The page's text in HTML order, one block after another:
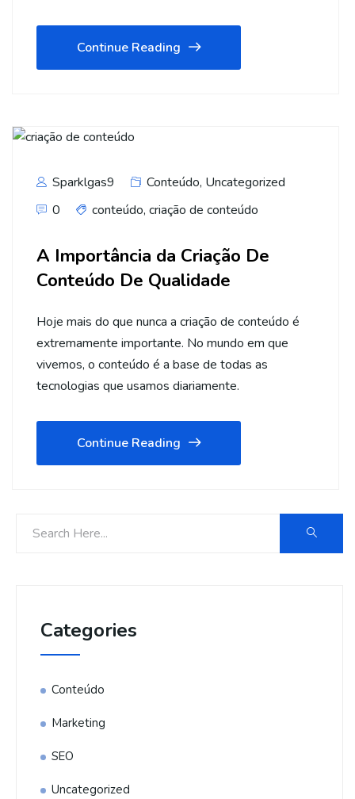
Continue Reading
Sparklgas9 Conteúdo, Uncategorized
0
conteúdo, criação de conteúdo
A Importância da Criação De
Conteúdo De Qualidade
Hoje mais do que nunca a criação de conteúdo é
extremamente importante. No mundo em que
vivemos, o conteúdo é a base de todas as
tecnologias que usamos diariamente.
Continue Reading
Categories
Conteúdo
Marketing
SEO
Uncategorized